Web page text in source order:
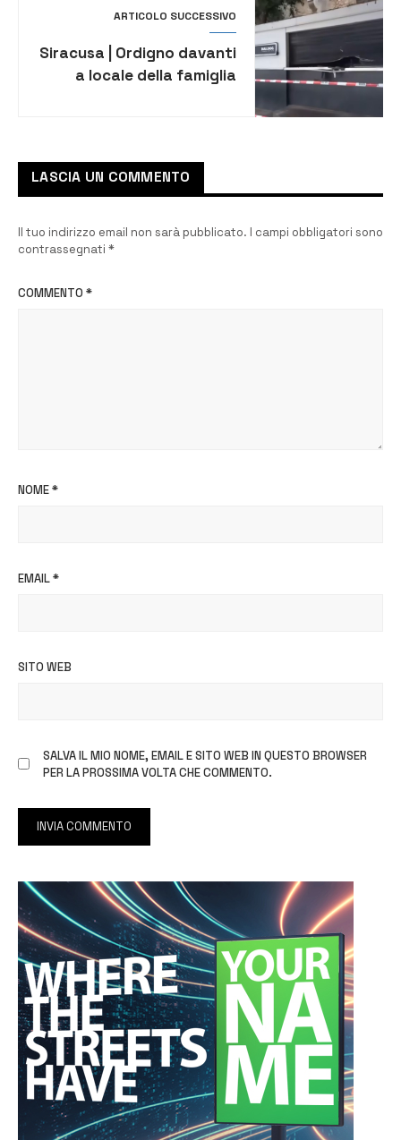
ARTICOLO SUCCESSIVO
Siracusa | Ordigno davanti
a locale della famiglia
LASCIA UN COMMENTO
Il tuo indirizzo email non sarà pubblicato. I campi obbligatori sono
contrassegnati *
COMMENTO *
NOME*
EMAIL*
SITO WEB
SALVA IL MIO NOME, EMAIL E SITO WEB IN QUESTO BROWSER
PER LA PROSSIMA VOLTA CHE COMMENTO.